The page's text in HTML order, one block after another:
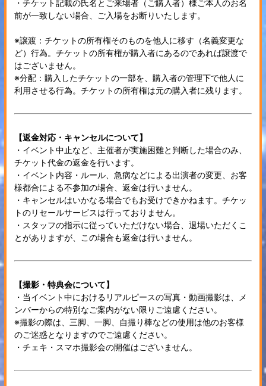
・チケット記載の氏名とご来場者（ご購入者）様ご本人のお名
前が一致しない場合、ご入場をお断りいたします。
※譲渡：チケットの所有権そのものを他人に移す（名義変更な
ど）行為。チケットの所有権が購入者にあるのであれば譲渡で
はございません。
※分配：購入したチケットの一部を、購入者の管理下で他人に
利用させる行為。チケットの所有権は元の購入者に残ります。
【返金対応・キャンセルについて】
・イベント中止など、主催者が実施困難と判断した場合のみ、
チケット代金の返金を行います。
・イベント内容・ルール、急病などによる出演者の変更、お客
様都合による不参加の場合、返金は行いません。
・キャンセルはいかなる場合でもお受けできかねます。チケッ
トのリセールサービスは行っておりません。
・スタッフの指示に従っていただけない場合、退場いただくこ
とがありますが、この場合も返金は行いません。
【撮影・特典会について】
・当イベント中におけるリアルピースの写真・動画撮影は、メ
ンバーからの特別なご案内がない限りご遠慮ください。
※撮影の際は、三脚、一脚、自撮り棒などの使用は他のお客様
のご迷惑となりますのでご遠慮ください。
・チェキ・スマホ撮影会の開催はございません。